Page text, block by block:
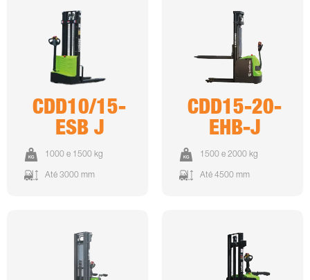
CDD10/15-
ESB J
1000 e 1500 kg
Até 3000 mm
CDD15-20-
EHB-J
1500 e 2000 kg
Até 4500 mm